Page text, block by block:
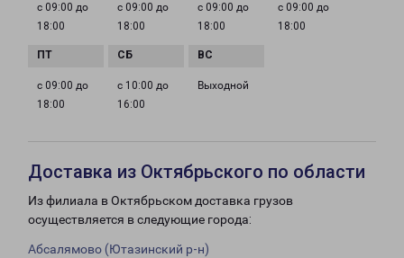
с 09:00 до
18:00
с 09:00 до
18:00
с 09:00 до
18:00
с 09:00 до
18:00
с 09:00 до
18:00
с 10:00 до
16:00
Выходной
Доставка из Октябрьского по области
Из филиала в Октябрьском доставка грузов
осуществляется в следующие города:
Абсалямово (Ютазинский р-н)